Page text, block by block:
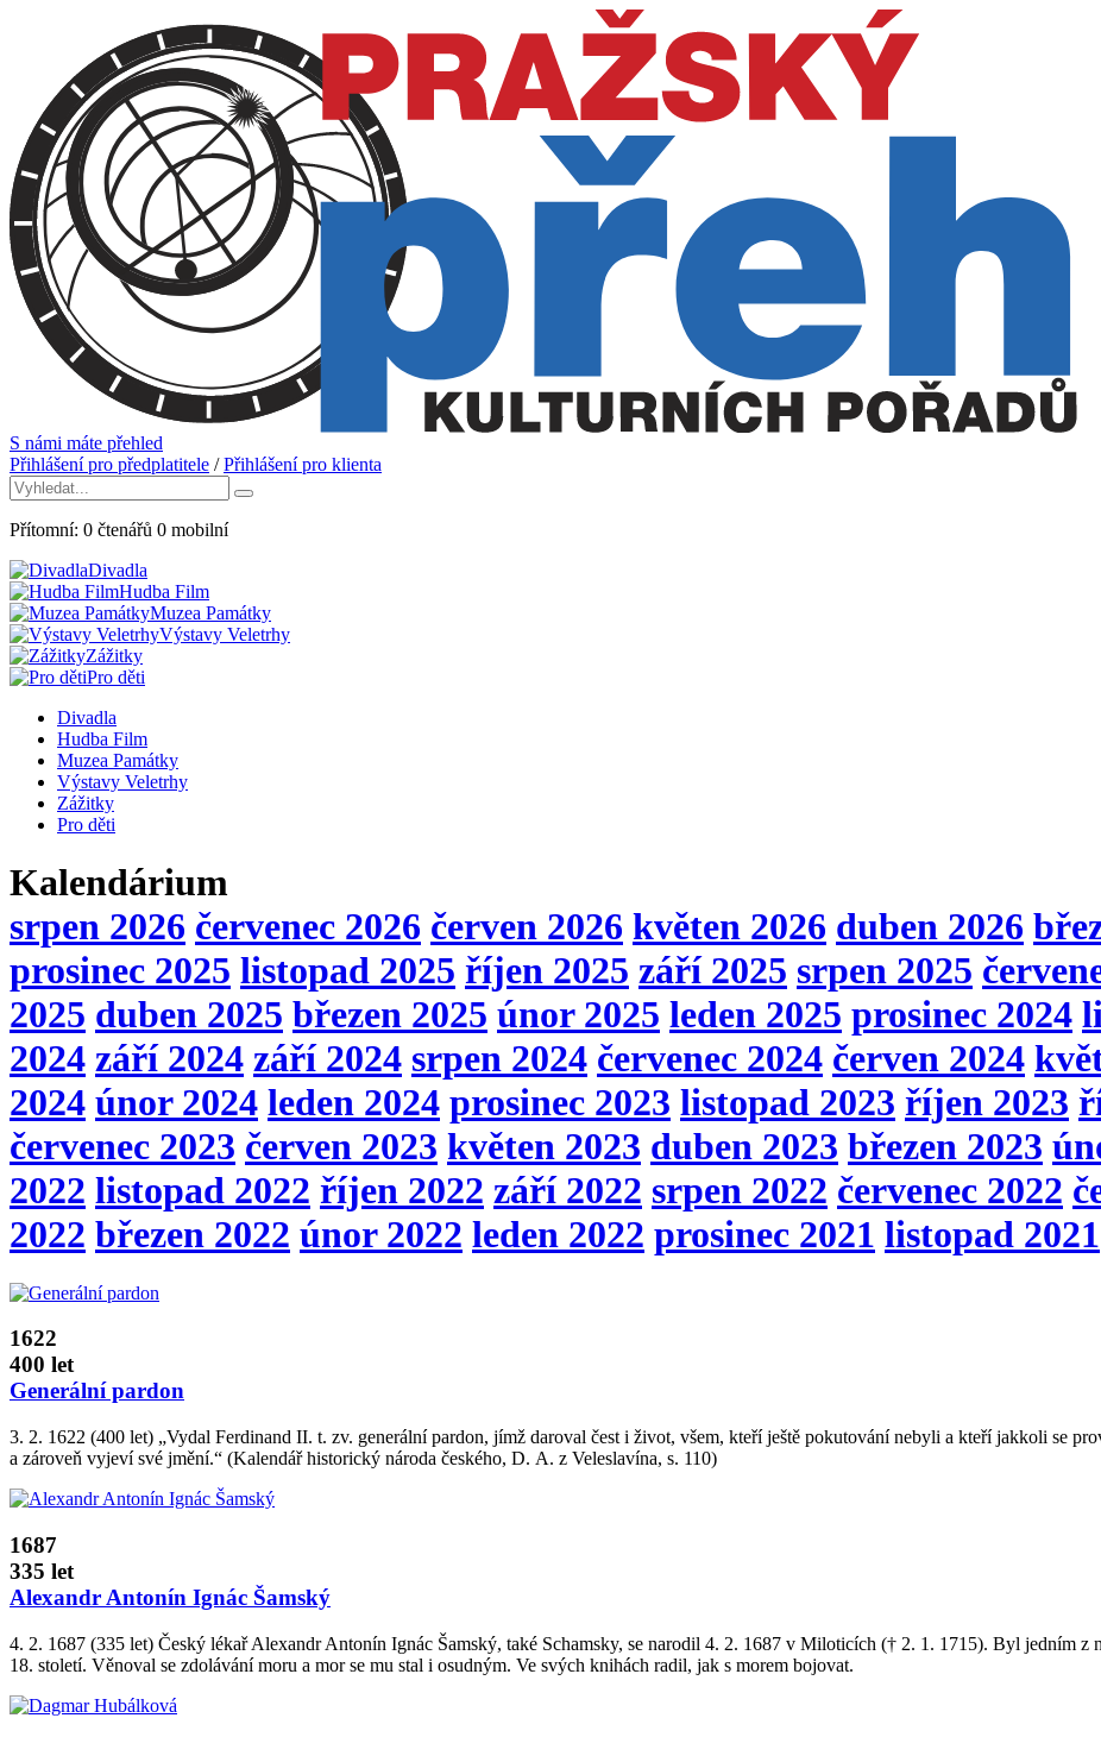
S námi máte přehled
Přihlášení pro předplatitele /Přihlášení pro klienta
Přítomní: 0 čtenářů 0 mobilní
Divadla
Hudba Film
Muzea Památky
Výstavy Veletrhy
Zážitky
Pro děti
Divadla
Hudba Film
Muzea Památky
Výstavy Veletrhy
Zážitky
Pro děti
Kalendárium
srpen 2026 červenec 2026 červen 2026 květen 2026 duben 2026
prosinec 2025 listopad 2025 říjen 2025 září 2025 srpen 2025
2025 duben 2025 březen 2025 únor 2025 leden 2025 prosinec 2024
2024 září 2024 září 2024 srpen 2024 červenec 2024 červen 2024
2024 únor 2024 leden 2024 prosinec 2023 listopad 2023 říjen 2023
červenec 2023 červen 2023 květen 2023 duben 2023 březen 2023
2022 listopad 2022 říjen 2022 září 2022 srpen 2022 červenec 2022
2022 březen 2022 únor 2022 leden 2022 prosinec 2021 listopad 2021
1622
400 let
Generální pardon
3. 2. 1622 (400 let) „Vydal Ferdinand II. t. zv. generální pardon, jímž daroval čest i život, všem, kteří ještě pokutování nebyli a kteří jakkoli se
a zároveň vyjeví své jmění.“ (Kalendář historický národa českého, D. A. z Veleslavína, s. 110)
1687
335 let
Alexandr Antonín Ignác Šamský
4. 2. 1687 (335 let) Český lékař Alexandr Antonín Ignác Šamský, také Schamsky, se narodil 4. 2. 1687 v Miloticích († 2. 1. 1715). Byl jedním z
18. století. Věnoval se zdolávání moru a mor se mu stal i osudným. Ve svých knihách radil, jak s morem bojovat.